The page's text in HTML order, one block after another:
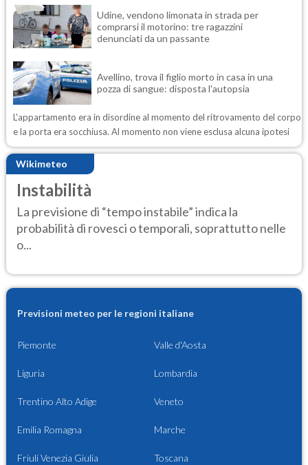
Udine, vendono limonata in strada per
comprarsi il motorino: tre ragazzini
denunciati da un passante
Avellino, trova il figlio morto in casa in una
pozza di sangue: disposta l'autopsia
L'appartamento era in disordine al momento del ritrovamento del corpo
e la porta era socchiusa. Al momento non viene esclusa alcuna ipotesi
Wikimeteo
Instabilità
La previsione di “tempo instabile” indica la
probabilità di rovesci o temporali, soprattutto nelle
o...
Previsioni meteo per le regioni italiane
Piemonte Valle d'Aosta
Liguria Lombardia
Trentino Alto Adige Veneto
Emilia Romagna Marche
Friuli Venezia Giulia Toscana